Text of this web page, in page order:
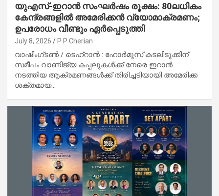
യുഎസ്-ഇറാൻ സംഘർഷം രൂക്ഷം: 80ലധികം
കേന്ദ്രങ്ങളിൽ അമേരിക്കൻ വ്യോമാക്രമണം;
ഉപരോധം വീണ്ടും ഏർപ്പെടുത്തി
July 8, 2026 P P Cherian
വാഷിംഗ്ടൺ / ടെഹ്റാൻ : ഹോർമുസ് കടലിടുക്കിന്
സമീപം വാണിജ്യ കപ്പലുകൾക്ക് നേരെ ഇറാൻ
നടത്തിയ ആക്രമണങ്ങൾക്ക് തിരിച്ചടിയായി അമേരിക്ക
ശക്തമായ…